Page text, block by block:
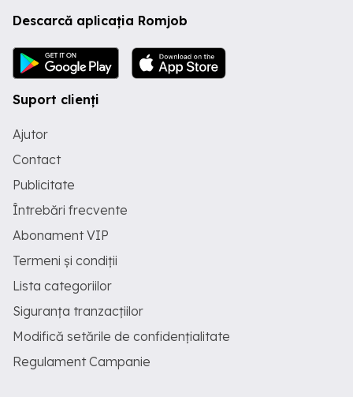
Descarcă aplicația Romjob
Suport clienți
Ajutor
Contact
Publicitate
Întrebări frecvente
Abonament VIP
Termeni și condiții
Lista categoriilor
Siguranța tranzacțiilor
Modifică setările de confidențialitate
Regulament Campanie